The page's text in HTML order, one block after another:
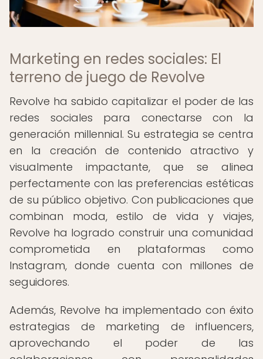
Marketing en redes sociales: El
terreno de juego de Revolve
Revolve ha sabido capitalizar el poder de las
redes sociales para conectarse con la
generación millennial. Su estrategia se centra
en la creación de contenido atractivo y
visualmente impactante, que se alinea
perfectamente con las preferencias estéticas
de su público objetivo. Con publicaciones que
combinan moda, estilo de vida y viajes,
Revolve ha logrado construir una comunidad
comprometida en plataformas como
Instagram, donde cuenta con millones de
seguidores.
Además, Revolve ha implementado con éxito
estrategias de marketing de influencers,
aprovechando el poder de las